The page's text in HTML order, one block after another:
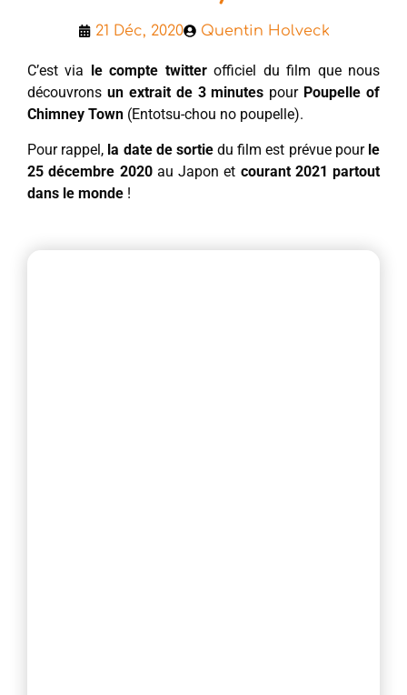
21 Déc, 2020 Quentin Holveck
C’est via le compte twitterofficiel du film que nous
découvrons un extrait de 3 minutes pour Poupelle of
Chimney Town (Entotsu-chou no poupelle).
Pour rappel, la date de sortiedu film est prévue pour le
25 décembre 2020au Japon et courant 2021 partout
dans le monde !